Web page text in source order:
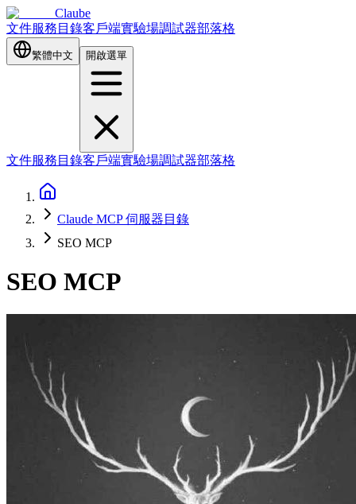
Claube
文件服務目錄客戶端實驗場調試器部落格
繁體中文 開啟選單
文件服務目錄客戶端實驗場調試器部落格
Claude MCP 伺服器目錄
SEO MCP
SEO MCP